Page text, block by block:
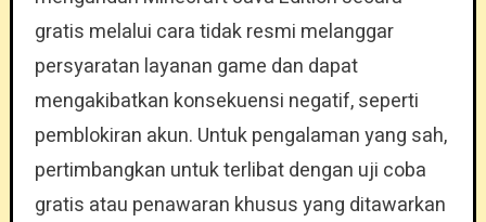
gratis melalui cara tidak resmi melanggar
persyaratan layanan game dan dapat
mengakibatkan konsekuensi negatif, seperti
pemblokiran akun. Untuk pengalaman yang sah,
pertimbangkan untuk terlibat dengan uji coba
gratis atau penawaran khusus yang ditawarkan